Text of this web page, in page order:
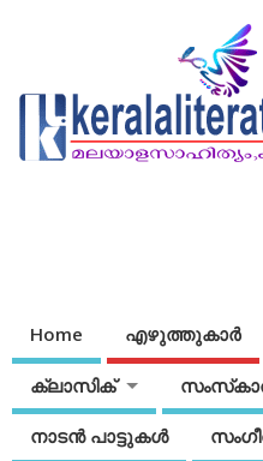
Home എഴുത്തുകാര്‍
ക്ലാസിക്
നാടന്‍ പാട്ടുകള്‍